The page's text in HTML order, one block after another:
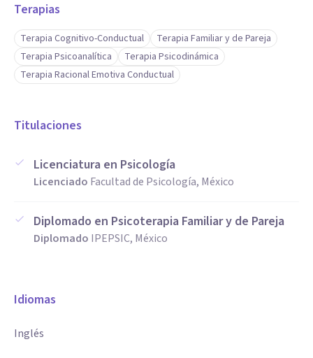
Terapias
Terapia Cognitivo-Conductual
Terapia Familiar y de Pareja
Terapia Psicoanalítica
Terapia Psicodinámica
Terapia Racional Emotiva Conductual
Titulaciones
Licenciatura en Psicología
Licenciado Facultad de Psicología, México
Diplomado en Psicoterapia Familiar y de Pareja
Diplomado IPEPSIC, México
Idiomas
Inglés